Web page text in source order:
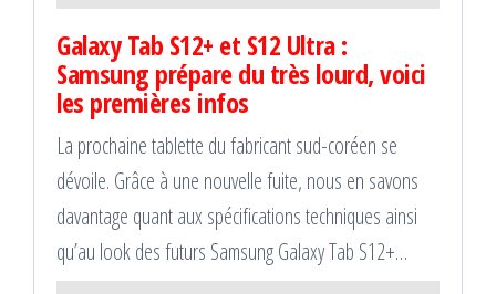
Galaxy Tab S12+ et S12 Ultra :
Samsung prépare du très lourd, voici
les premières infos
La prochaine tablette du fabricant sud-coréen se
dévoile. Grâce à une nouvelle fuite, nous en savons
davantage quant aux spécifications techniques ainsi
qu’au look des futurs Samsung Galaxy Tab S12+…